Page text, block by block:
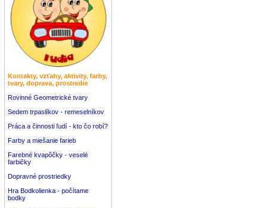
Kontakty, vzťahy, aktivity, farby,
tvary, doprava, prostredie
Rovinné Geometrické tvary
Sedem trpaslíkov - remeselníkov
Práca a činnosti ľudí - kto čo robí?
Farby a miešanie farieb
Farebné kvapôčky - veselé
farbičky
Dopravné prostriedky
Hra Bodkolienka - počítame
bodky